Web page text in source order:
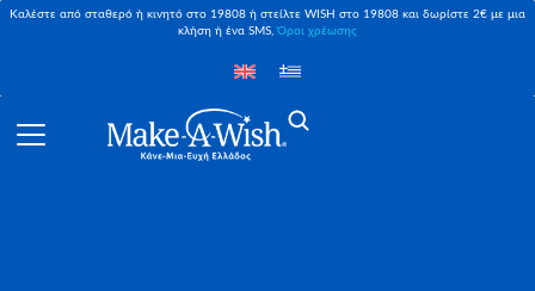
Καλέστε από σταθερό ή κινητό στο 19808 ή στείλτε WISH στο 19808 και δωρίστε 2€ με μια
κλήση ή ένα SMS,Όροι χρέωσης